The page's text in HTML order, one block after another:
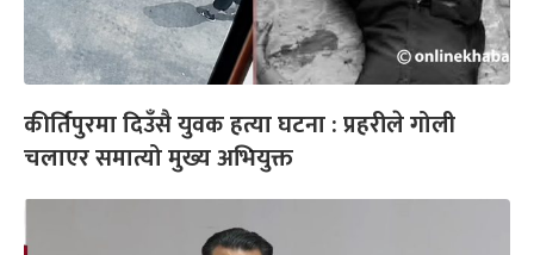
कीर्तिपुरमा दिउँसै युवक हत्या घटना : प्रहरीले गोली
चलाएर समात्यो मुख्य अभियुक्त